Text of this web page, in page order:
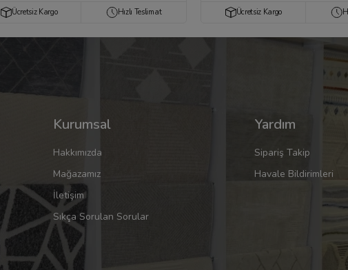
Ücretsiz Kargo Hızlı Teslimat Ücretsiz Kargo
Kurumsal
Hakkımızda
Mağazamız
İletişim
Sıkça Sorulan Sorular
Yardım
Sipariş Takip
Havale Bildirimleri